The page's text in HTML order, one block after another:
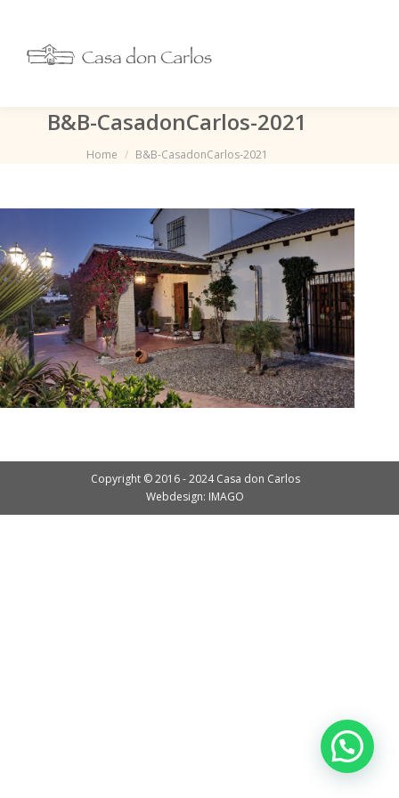
B&B-CasadonCarlos-2021
Je bent hier:
Home B&B-CasadonCarlos-2021
Copyright © 2016 - 2024 Casa don Carlos
Webdesign: IMAGO